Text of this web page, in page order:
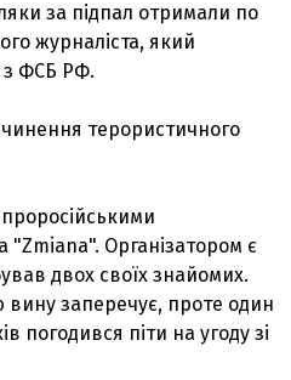
за підпал отримали по
журналіста, який
з ФСБ РФ.
терористичного
проросійськими
"Zmiana". Організатором є
двох своїх знайомих.
вину заперечує, проте один
погодився піти на угоду зі